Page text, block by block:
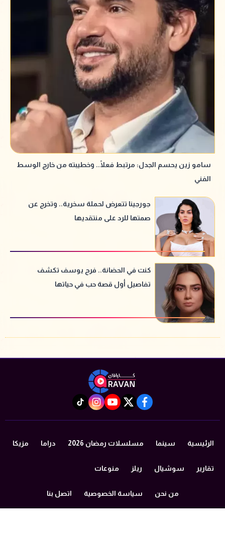
سامو زين يحسم الجدل: مرتبط فعلًا.. وخطيبته من خارج الوسط
الفني
جورجينا تتعرض لحملة سخرية.. وتخرج عن
صمتها للرد على منتقديها
كنت في الحضانة.. فرح يوسف تكشف
تفاصيل أول قصة حب في حياتها
facebook
twitter
youtube
instagram
tiktok
الرئيسية سينما مسلسلات رمضان 2026 دراما مزيكا
تقارير سوشيال ريلز منوعات
من نحن سياسة الخصوصية اتصل بنا